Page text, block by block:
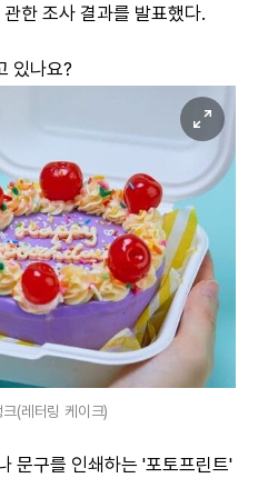
한 조사 결과를 발표했다.
있나요?
(레터링 케이크)
문구를 인쇄하는 '포토프린트'